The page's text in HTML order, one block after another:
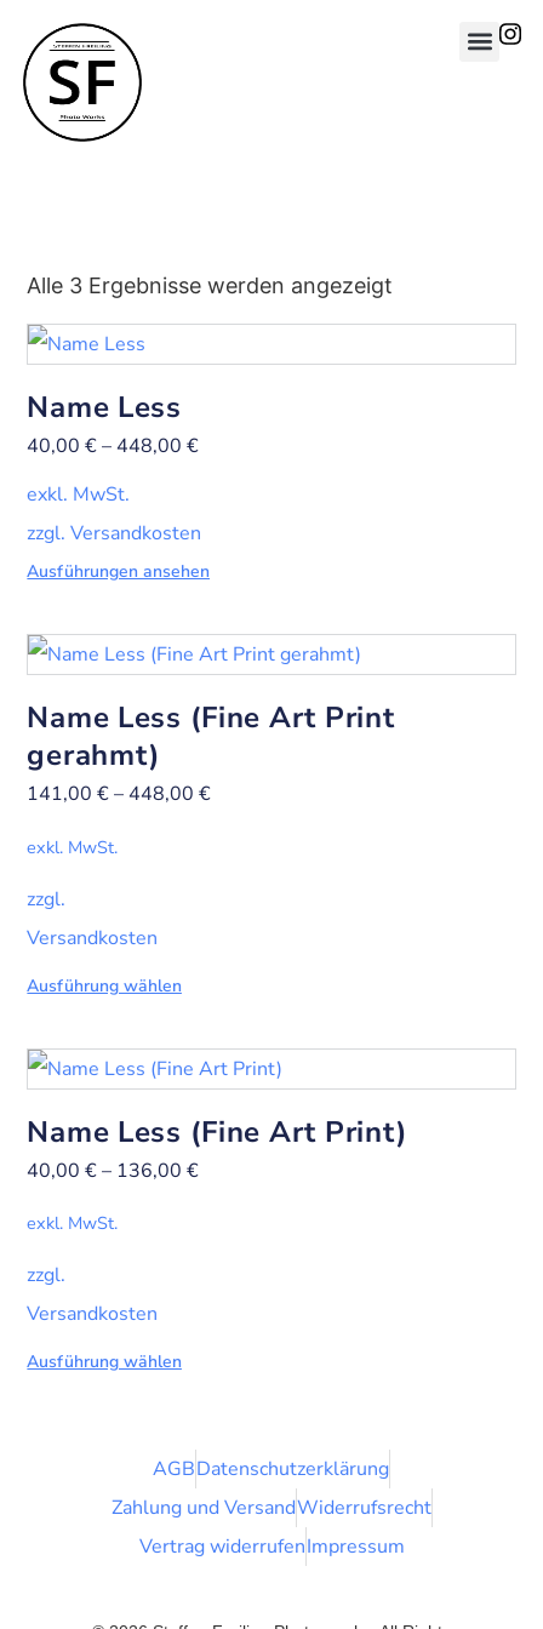
Alle 3 Ergebnisse werden angezeigt
Name Less
40,00€– 448,00€
exkl. MwSt.
zzgl. Versandkosten
Ausführungen ansehen
Name Less (Fine Art Print
gerahmt)
141,00€– 448,00€
exkl. MwSt.
zzgl.
Versandkosten
Ausführung wählen
Name Less (Fine Art Print)
40,00€– 136,00€
exkl. MwSt.
zzgl.
Versandkosten
Ausführung wählen
AGBDatenschutzerklärung
Zahlung und VersandWiderrufsrecht
Vertrag widerrufenImpressum